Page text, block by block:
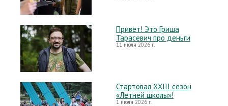
Привет! Это Гриша
Тарасевич про деньги
11 июля 2026 г.
Стартовал XXIII сезон
«Летней школы»!
1 июля 2026 г.